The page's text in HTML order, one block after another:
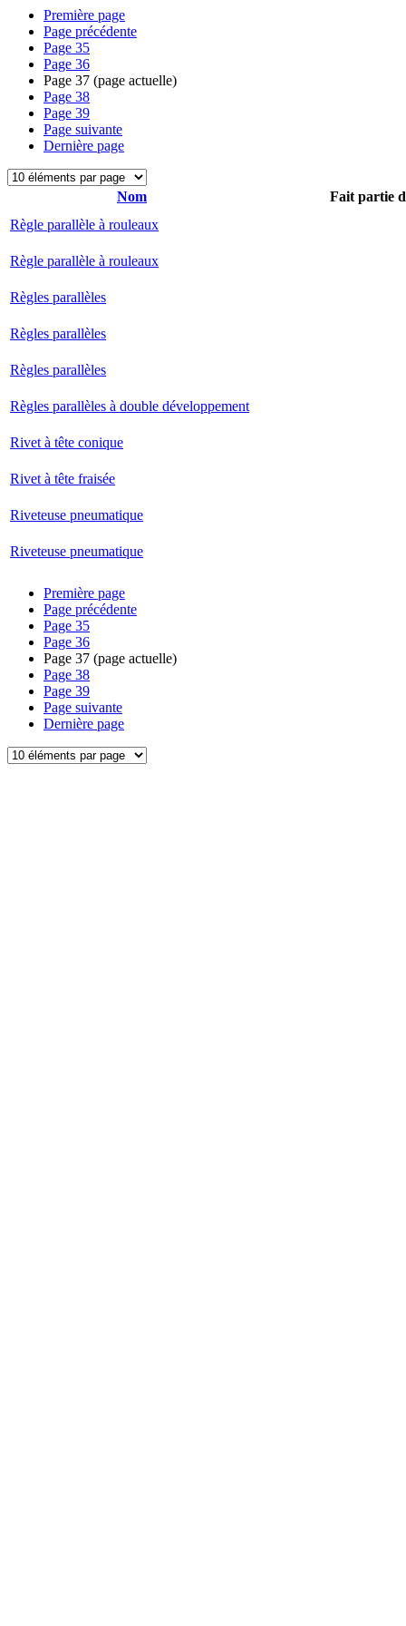
Première page
Page précédente
Page 35
Page 36
Page 37 (page actuelle)
Page 38
Page 39
Page suivante
Dernière page
Nom
Fait partie
Règle parallèle à rouleaux
Règle parallèle à rouleaux
Règles parallèles
Règles parallèles
Règles parallèles
Règles parallèles à double développement
Rivet à tête conique
Rivet à tête fraisée
Riveteuse pneumatique
Riveteuse pneumatique
Première page
Page précédente
Page 35
Page 36
Page 37 (page actuelle)
Page 38
Page 39
Page suivante
Dernière page